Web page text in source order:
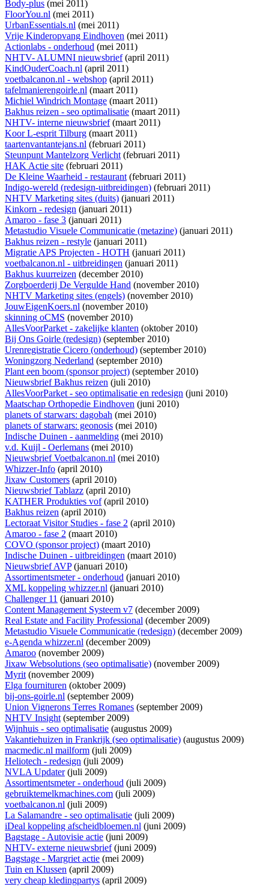
Body-plus (mei 2011)
FloorYou.nl (mei 2011)
UrbanEssentials.nl (mei 2011)
Vrije Kinderopvang Eindhoven (mei 2011)
Actionlabs - onderhoud (mei 2011)
NHTV- ALUMNI nieuwsbrief(april 2011)
KindOuderCoach.nl (april 2011)
voetbalcanon.nl - webshop (april 2011)
tafelmanierengoirle.nl (maart 2011)
Michiel Windrich Montage (maart 2011)
Bakhus reizen - seo optimalisatie (maart 2011)
NHTV- interne nieuwsbrief(maart 2011)
Koor L-esprit Tilburg (maart 2011)
taartenvantantejans.nl (februari 2011)
Steunpunt Mantelzorg Verlicht(februari 2011)
HAK Actie site (februari 2011)
De Kleine Waarheid - restaurant(februari 2011)
Indigo-wereld (redesign-uitbreidingen) (februari 2011)
NHTV Marketing sites (duits) (januari 2011)
Kinkorn - redesign (januari 2011)
Amaroo - fase 3 (januari 2011)
Metastudio Visuele Communicatie (metazine) (januari 2011)
Bakhus reizen - restyle (januari 2011)
Migratie APS Projecten - HOTH (januari 2011)
voetbalcanon.nl - uitbreidingen (januari 2011)
Bakhus kuurreizen (december 2010)
Zorgboerderij De Vergulde Hand (november 2010)
NHTV Marketing sites (engels) (november 2010)
JouwEigenKoers.nl (november 2010)
skinning oCMS (november 2010)
AllesVoorParket - zakelijke klanten (oktober 2010)
Bij Ons Goirle (redesign) (september 2010)
Urenregistratie Cicero (onderhoud) (september 2010)
Woningzorg Nederland (september 2010)
Plant een boom (sponsor project) (september 2010)
Nieuwsbrief Bakhus reizen (juli 2010)
AllesVoorParket - seo optimalisatie en redesign (juni 2010)
Maatschap Orthopedie Eindhoven (juni 2010)
planets of starwars: dagobah (mei 2010)
planets of starwars: geonosis (mei 2010)
Indische Duinen - aanmelding (mei 2010)
v.d. Kuijl - Oerlemans (mei 2010)
Nieuwsbrief Voetbalcanon.nl (mei 2010)
Whizzer-Info (april 2010)
Jixaw Customers (april 2010)
Nieuwsbrief Tablazz (april 2010)
KATHER Produkties vof(april 2010)
Bakhus reizen (april 2010)
Lectoraat Visitor Studies - fase 2 (april 2010)
Amaroo - fase 2 (maart 2010)
COVO (sponsor project) (maart 2010)
Indische Duinen - uitbreidingen (maart 2010)
Nieuwsbrief AVP(januari 2010)
Assortimentsmeter - onderhoud (januari 2010)
XML koppeling whizzer.nl (januari 2010)
Challenger 11 (januari 2010)
Content Management Systeem v7 (december 2009)
Real Estate and Facility Professional (december 2009)
Metastudio Visuele Communicatie (redesign) (december 2009)
e-Agenda whizzer.nl (december 2009)
Amaroo (november 2009)
Jixaw Websolutions (seo optimalisatie) (november 2009)
Myrit(november 2009)
Elga fournituren (oktober 2009)
bij-ons-goirle.nl (september 2009)
Union Vignerons Terres Romanes (september 2009)
NHTV Insight(september 2009)
Wijnhuis - seo optimalisatie (augustus 2009)
Vakantiehuizen in Frankrijk (seo optimalisatie) (augustus 2009)
macmedic.nl mailform (juli 2009)
Heliotech - redesign (juli 2009)
NVLA Updater(juli 2009)
Assortimentsmeter - onderhoud (juli 2009)
gebruiktemelkmachines.com (juli 2009)
voetbalcanon.nl (juli 2009)
La Salamandre - seo optimalisatie (juli 2009)
iDeal koppeling afscheidbloemen.nl (juni 2009)
Bagstage - Autovisie actie (juni 2009)
NHTV- externe nieuwsbrief(juni 2009)
Bagstage - Margriet actie (mei 2009)
Tuin en Klussen (april 2009)
very cheap kledingpartys (april 2009)